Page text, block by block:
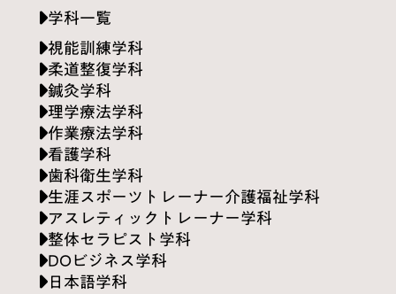
学科一覧
視能訓練学科
柔道整復学科
鍼灸学科
理学療法学科
作業療法学科
看護学科
歯科衛生学科
生涯スポーツトレーナー介護福祉学科
アスレティックトレーナー学科
整体セラピスト学科
DOビジネス学科
日本語学科